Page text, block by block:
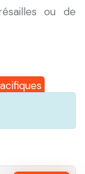
ou de